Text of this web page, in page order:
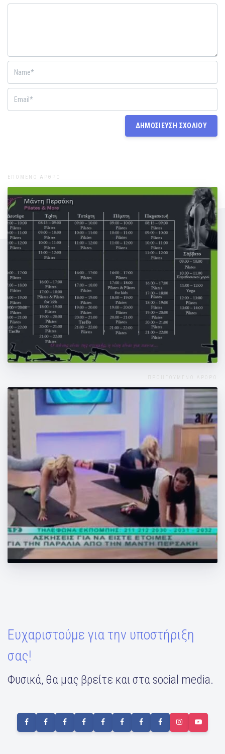
ΕΠΟΜΕΝΟ ΑΡΘΡΟ
Τα καλοκαιρινά μας προγράμματα
Ασκήσεις για να είστε έτοιμοι στην
παραλία "Με το καλημέρα"
Ευχαριστούμε για την υποστήριξη
σας!
Φυσικά, θα μας βρείτε και στα social media.